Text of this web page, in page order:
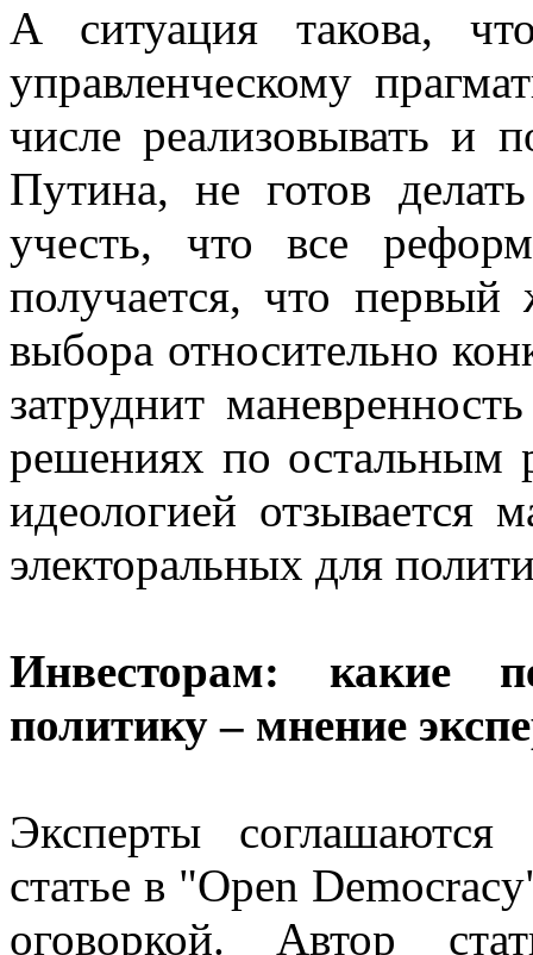
А ситуация такова,
управленческому
числе реализовывать и
Путина, не готов
учесть, что все
получается, что первый
выбора относительно
затруднит
решениях по остальным
идеологией отзывается
электоральных для
Инвесторам: какие
политику – мнение
Эксперты
статье в "Open
оговоркой. Автор